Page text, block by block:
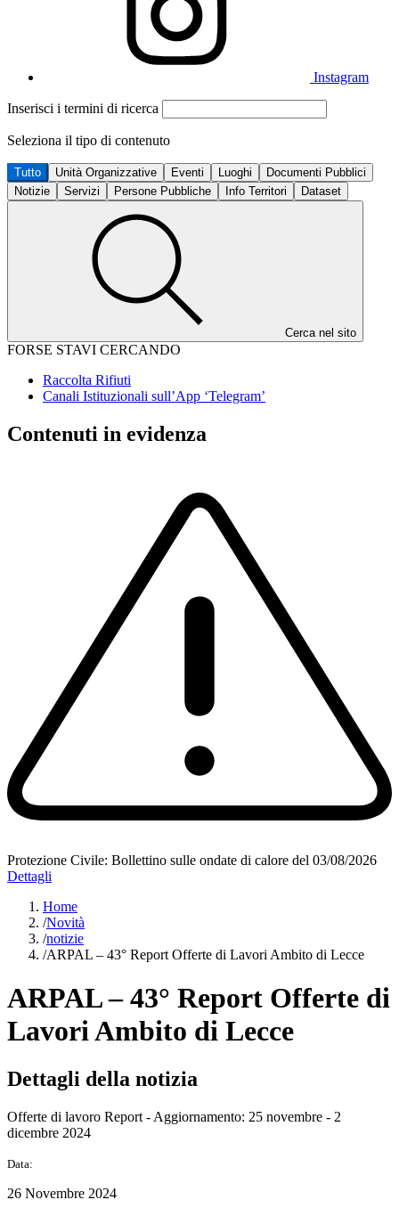
Instagram
Inserisci i termini di ricerca
Seleziona il tipo di contenuto
Tutto Unità Organizzative Eventi Luoghi
Documenti Pubblici
Notizie
Servizi Persone Pubbliche Info Territori Dataset
Cerca nel sito
FORSE STAVI CERCANDO
Raccolta Rifiuti
Canali Istituzionali sull’App ‘Telegram’
Contenuti in evidenza
Protezione Civile: Bollettino sulle ondate di calore del 03/08/2026
Dettagli
Home
/Novità
/notizie
/ARPAL – 43° Report Offerte di Lavori Ambito di Lecce
ARPAL – 43° Report Offerte di
Lavori Ambito di Lecce
Dettagli della notizia
Offerte di lavoro Report - Aggiornamento: 25 novembre - 2
dicembre 2024
Data:
26 Novembre 2024